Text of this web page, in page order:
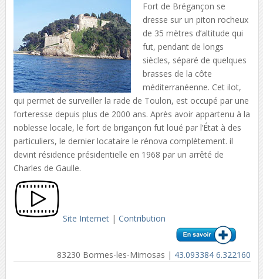
Fort de Brégançon se
dresse sur un piton rocheux
de 35 mètres d’altitude qui
fut, pendant de longs
siècles, séparé de quelques
brasses de la côte
méditerranéenne. Cet ilot,
qui permet de surveiller la rade de Toulon, est occupé par une
forteresse depuis plus de 2000 ans. Après avoir appartenu à la
noblesse locale, le fort de brigançon fut loué par l’État à des
particuliers, le dernier locataire le rénova complètement. il
devint résidence présidentielle en 1968 par un arrêté de
Charles de Gaulle.
Site Internet| Contribution
83230 Bormes-les-Mimosas | 43.093384 6.322160